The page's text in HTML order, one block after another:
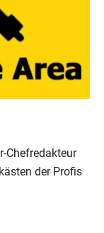
Chefredakteur
der Profis